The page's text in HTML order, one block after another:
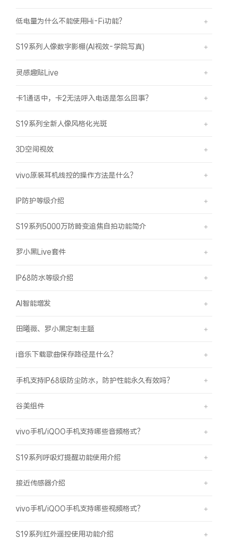
低电量为什么不能使用Hi-Fi功能？
S19系列人像数字影棚(AI视效-学院写真)
灵感趣贴Live
卡1通话中，卡2无法呼入电话是怎么回事？
S19系列全新人像风格化光斑
3D空间视效
vivo原装耳机线控的操作方法是什么？
IP防护等级介绍
S19系列5000万防畸变追焦自拍功能简介
罗小黑Live套件
IP68防水等级介绍
AI智能增发
田曦薇、罗小黑定制主题
i音乐下载歌曲保存路径是什么？
手机支持IP68级防尘防水，防护性能永久有效吗？
谷美组件
vivo手机/iQOO手机支持哪些音频格式？
S19系列呼吸灯提醒功能使用介绍
接近传感器介绍
vivo手机/iQOO手机支持哪些视频格式？
S19系列红外遥控使用功能介绍